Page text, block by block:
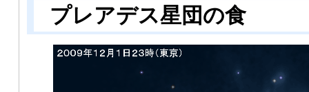
プレアデス星団の食